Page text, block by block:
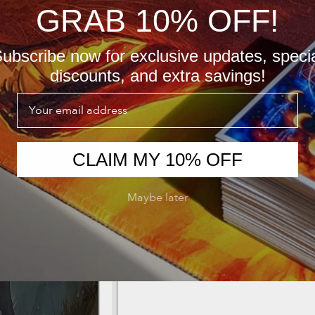
GRAB 10% OFF!
now for exclusive updates,
discounts, and extra savings!
Email
CLAIM MY 10% OFF
Maybe later